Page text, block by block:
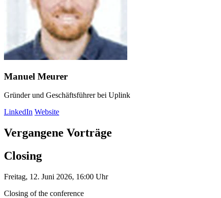
Manuel Meurer
Gründer und Geschäftsführer bei Uplink
LinkedIn Website
Vergangene Vorträge
Closing
Freitag, 12. Juni 2026, 16:00 Uhr
Closing of the conference